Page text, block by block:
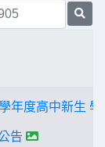
年度高中新生 學
告